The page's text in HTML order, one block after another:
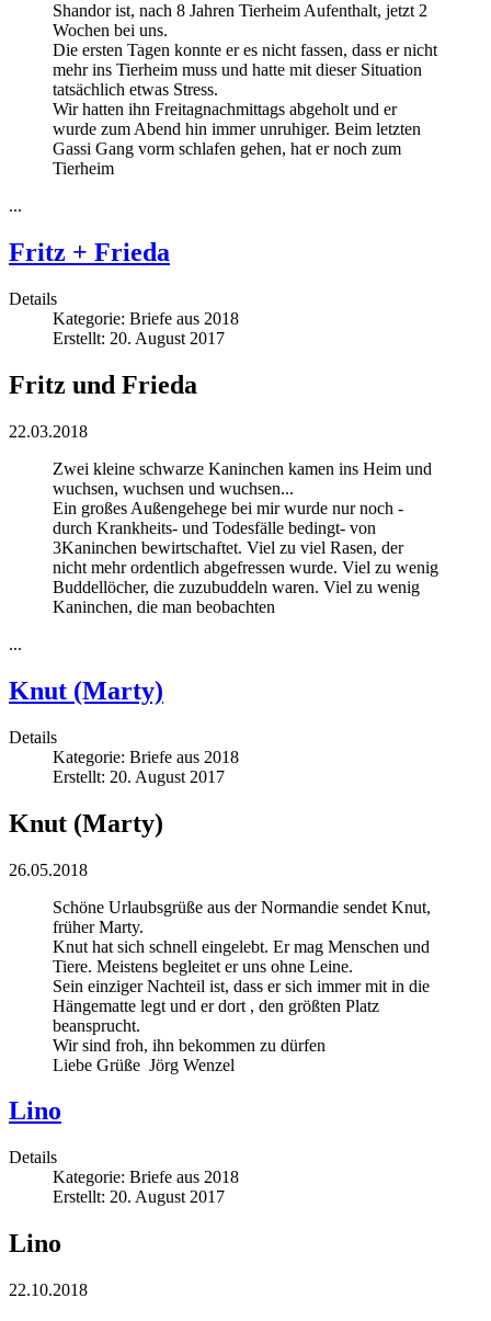
Shandor ist, nach 8 Jahren Tierheim Aufenthalt, jetzt 2
Wochen bei uns.
Die ersten Tagen konnte er es nicht fassen, dass er nicht
mehr ins Tierheim muss und hatte mit dieser Situation
tatsächlich etwas Stress.
Wir hatten ihn Freitagnachmittags abgeholt und er
wurde zum Abend hin immer unruhiger. Beim letzten
Gassi Gang vorm schlafen gehen, hat er noch zum
Tierheim
...
Fritz + Frieda
Details
Kategorie: Briefe aus 2018
Erstellt: 20. August 2017
Fritz und Frieda
22.03.2018
Zwei kleine schwarze Kaninchen kamen ins Heim und
wuchsen, wuchsen und wuchsen...
Ein großes Außengehege bei mir wurde nur noch -
durch Krankheits- und Todesfälle bedingt- von
3Kaninchen bewirtschaftet. Viel zu viel Rasen, der
nicht mehr ordentlich abgefressen wurde. Viel zu wenig
Buddellöcher, die zuzubuddeln waren. Viel zu wenig
Kaninchen, die man beobachten
...
Knut (Marty)
Details
Kategorie: Briefe aus 2018
Erstellt: 20. August 2017
Knut (Marty)
26.05.2018
Schöne Urlaubsgrüße aus der Normandie sendet Knut,
früher Marty.
Knut hat sich schnell eingelebt. Er mag Menschen und
Tiere. Meistens begleitet er uns ohne Leine.
Sein einziger Nachteil ist, dass er sich immer mit in die
Hängematte legt und er dort , den größten Platz
beansprucht.
Wir sind froh, ihn bekommen zu dürfen
Liebe Grüße Jörg Wenzel
Lino
Details
Kategorie: Briefe aus 2018
Erstellt: 20. August 2017
Lino
22.10.2018